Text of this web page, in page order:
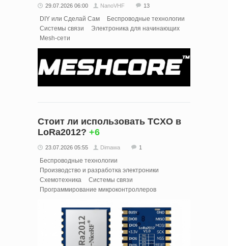
29.07.2026 06:00 NanoVHF 13
DIY или Сделай Сам
Беспроводные технологии
Системы связи
Электроника для начинающих
Mesh-сети
Стоит ли использовать TCXO в
LoRa2012? +6
23.07.2026 05:55 Dimawa 1
Беспроводные технологии
Производство и разработка электроники
Схемотехника
Системы связи
Программирование микроконтроллеров